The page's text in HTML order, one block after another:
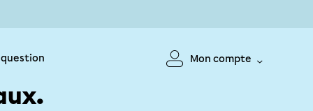
Mon compte